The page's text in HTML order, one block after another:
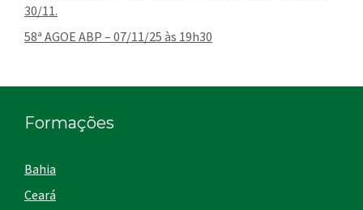
30/11.
58ª AGOE ABP – 07/11/25 às 19h30
Formações
Bahia
Ceará